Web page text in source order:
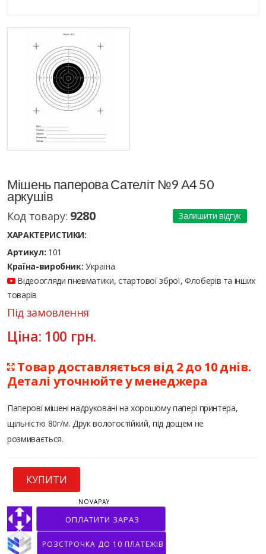
Мішень паперова Сателіт №9 А4 50
аркушів
Код товару: 9280
Залишити відгук
ХАРАКТЕРИСТИКИ:
Артикул: 101
Країна-виробник: Україна
Відеоогляди пневматики, стартової зброї, Флоберів та інших
товарів
Під замовлення
Ціна: 100 грн.
Товар доставляється від 2 до 10 днів.
Деталі уточнюйте у менеджера
Паперові мішені надруковані на хорошому папері принтера,
щільністю 80г/м. Друк вологостійкий, під дощем не
розмивається.
КУПИТИ
ОПЛАТИТИ ЗАРАЗ
NOVAPAY
РОЗСТРОЧКА ДО 10 ПЛАТЕЖІВ